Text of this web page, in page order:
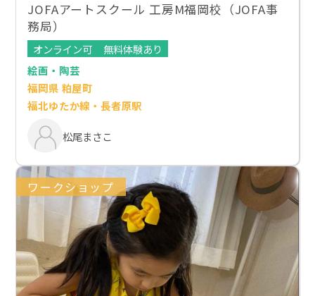
JOFAアートスクール 工房M福岡校（JOFA事
務局）
オンライン可
無料体験あり
絵画・陶芸
福岡県 粕屋町
福北ゆたか線・長者原駅
松尾まさこ
ワークショップ